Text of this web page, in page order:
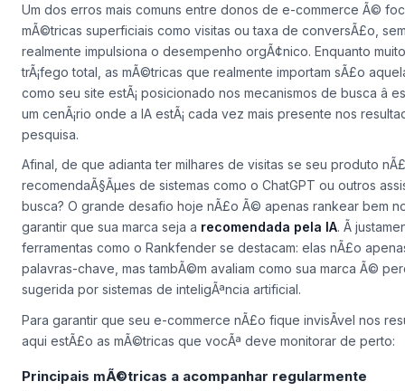
Um dos erros mais comuns entre donos de e-commerce Ã©
mÃ©tricas superficiais como visitas ou taxa de conversÃ£o,
realmente impulsiona o desempenho orgÃ¢nico. Enquanto
trÃ¡fego total, as mÃ©tricas que realmente importam sÃ£o
como seu site estÃ¡ posicionado nos mecanismos de busca â
um cenÃ¡rio onde a IA estÃ¡ cada vez mais presente nos
pesquisa.
Afinal, de que adianta ter milhares de visitas se seu produto
recomendaÃ§Ãµes de sistemas como o ChatGPT ou outros
busca? O grande desafio hoje nÃ£o Ã© apenas rankear bem
garantir que sua marca seja a recomendada pela IA. Ã
ferramentas como o Rankfender se destacam: elas nÃ£o
palavras-chave, mas tambÃ©m avaliam como sua marca Ã©
sugerida por sistemas de inteligÃªncia artificial.
Para garantir que seu e-commerce nÃ£o fique invisÃ­vel nos
aqui estÃ£o as mÃ©tricas que vocÃª deve monitorar de perto:
Principais mÃ©tricas a acompanhar regularmente